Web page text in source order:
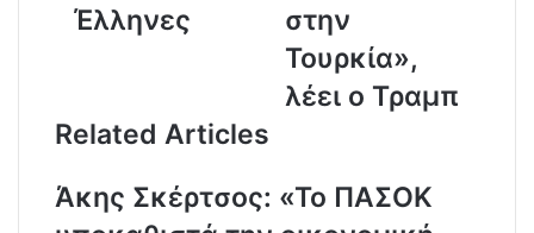
r
e
s
Έλληνες
στην
Τουρκία»,
λέει ο Τραμπ
Related Articles
Άκης Σκέρτσος: «Το ΠΑΣΟΚ